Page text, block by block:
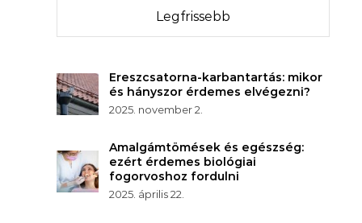
Legfrissebb
Ereszcsatorna-karbantartás: mikor
és hányszor érdemes elvégezni?
2025. november 2.
Amalgámtömések és egészség:
ezért érdemes biológiai
fogorvoshoz fordulni
2025. április 22.